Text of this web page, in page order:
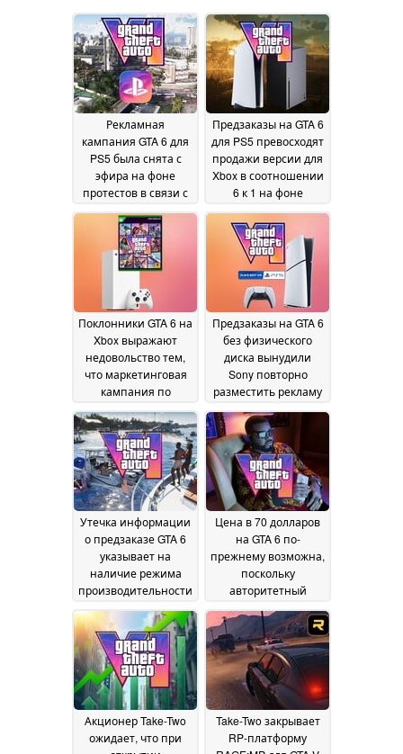
Рекламная
кампания GTA 6 для
PS5 была снята с
эфира на фоне
протестов в связи с
прекращает выпуск
игр на физических
носителях05 July 2026
Предзаказы на GTA 6
для PS5 превосходят
продажи версии для
Xbox в соотношении
6 к 1 на фоне
повышения цен на
консоли27 June 2026
Поклонники GTA 6 на
Xbox выражают
недовольство тем,
что маркетинговая
кампания по
напоминает
эксклюзивную
кампанию для PS526
June 2026
Предзаказы на GTA 6
без физического
диска вынудили
Sony повторно
разместить рекламу
консолью PS5
2026
Утечка информации
о предзаказе GTA 6
указывает на
наличие режима
производительности
в секунду на
консолях PS5 и Xbox
24 June 2026
Цена в 70 долларов
на GTA 6 по-
прежнему возможна,
поскольку
авторитетный
информацию о
предзаказе за 80
долларов22 June 2026
Акционер Take-Two
ожидает, что при
Take-Two закрывает
RP-платформу